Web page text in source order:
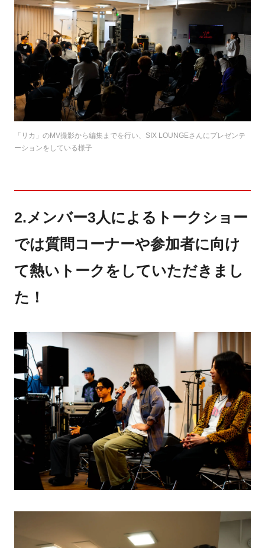
「リカ」のMV撮影から編集までを行い、SIX LOUNGEさんにプレゼンテ
ーションをしている様子
2.メンバー3人によるトークショー
では質問コーナーや参加者に向け
て熱いトークをしていただきまし
た！